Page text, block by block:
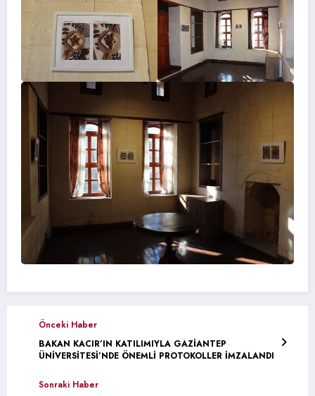
Önceki Haber
BAKAN KACIR’IN KATILIMIYLA GAZİANTEP
ÜNİVERSİTESİ’NDE ÖNEMLİ PROTOKOLLER İMZALANDI
Sonraki Haber